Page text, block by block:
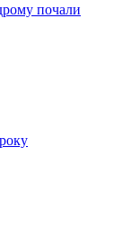
почали